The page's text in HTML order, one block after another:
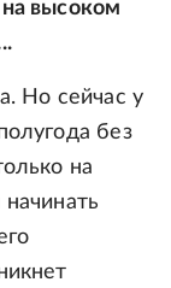
высоком
Но сейчас у
без
на